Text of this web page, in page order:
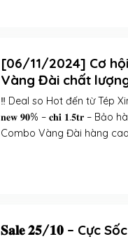
[06/11/2024] Cơ
Vàng Đài chất
‼️ Deal so Hot đến từ Tép
𝐧𝐞𝐰 𝟗𝟎% – 𝐜𝐡𝐢̉ 𝟏.𝟓𝐭𝐫 –
Combo Vàng Đài hàng cao
𝐒𝐚𝐥𝐞 𝟐𝟓/𝟏𝟎 – Cực